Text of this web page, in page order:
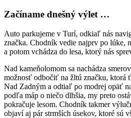
Začíname dnešný výlet …
Auto parkujeme v Turí, odkiaľ nás
značka. Chodník vedie najprv po lúke,
a potom vchádza do lesa, ktorý nás
Nad kameňolomom sa nachádza
možnosť odbočiť na žltú značku, ktorá
Nad Zadným a odtiaľ po modrej opäť
podľa máp o niečo dlhšia, my preto
pokračuje lesom. Chodník takmer
objaví aj pár strmších úsekov, ktoré sú